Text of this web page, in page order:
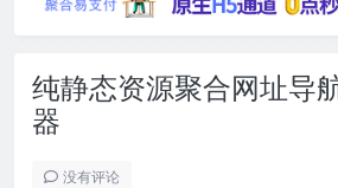
纯静态资源聚合网址导
器
没有评论